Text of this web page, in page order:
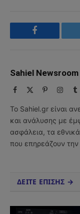
Facebook
Sahiel Newsroom
Facebook Pinterest
Το Sahiel.gr είναι
και ανάλυσης με
ασφάλεια, τα εθνικά
που επηρεάζουν
ΔΕΙΤΕ ΕΠΙΣΗΣ →